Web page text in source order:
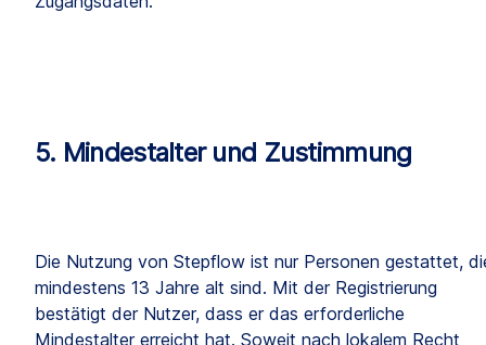
5. Mindestalter und Zustimmung
Die Nutzung von Stepflow ist nur Personen gestattet,
mindestens 13 Jahre alt sind. Mit der Registrierung
bestätigt der Nutzer, dass er das erforderliche
Mindestalter erreicht hat. Soweit nach lokalem Recht